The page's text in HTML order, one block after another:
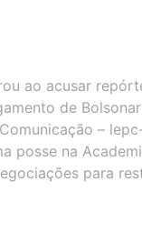
ao acusar
de
–
posse na
para